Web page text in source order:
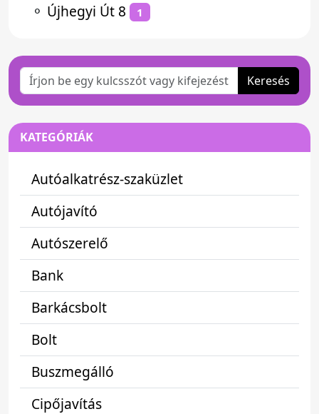
⚬ Újhegyi Út 8 1
Keresés
KATEGÓRIÁK
Autóalkatrész-szaküzlet
Autójavító
Autószerelő
Bank
Barkácsbolt
Bolt
Buszmegálló
Cipőjavítás